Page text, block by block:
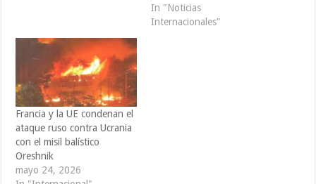
In "Noticias
Internacionales"
Francia y la UE condenan el
ataque ruso contra Ucrania
con el misil balístico
Oreshnik
mayo 24, 2026